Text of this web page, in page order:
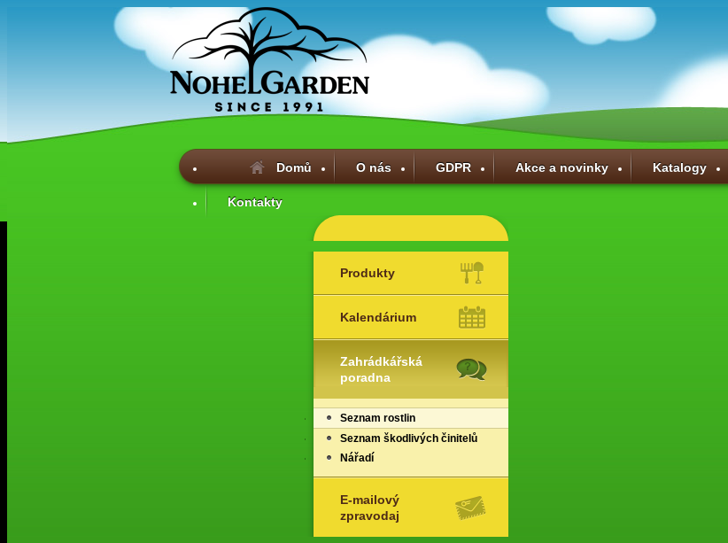
Domů O nás GDPR Akce a novinky Katalogy
Kontakty
Produkty
Kalendárium
Zahrádkářská
poradna
Seznam rostlin
Seznam škodlivých činitelů
Nářadí
E-mailový
zpravodaj